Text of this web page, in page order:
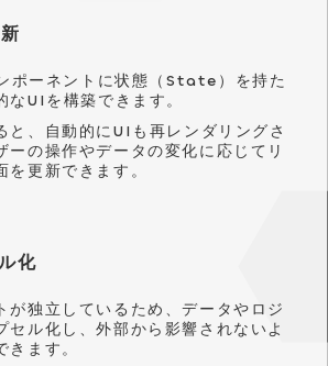
ポーネントに状態（State）を持た
なUIを構築できます。
と、自動的にUIも再レンダリングさ
ーの操作やデータの変化に応じてリ
更新できます。
化
が独立しているため、データやロジ
セル化し、外部から影響されないよ
ます。